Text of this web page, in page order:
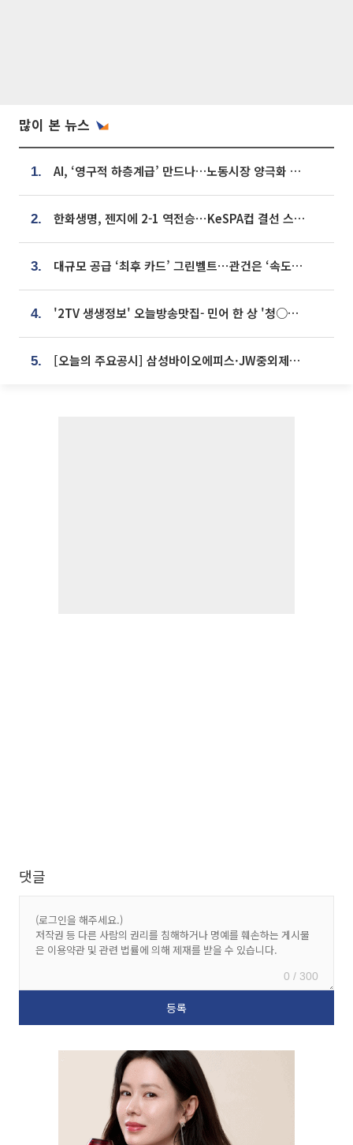
많이 본 뉴스
1. AI, ‘영구적 하층계급’ 만드나…노동시장 양극화 경고
2. 한화생명, 젠지에 2-1 역전승⋯KeSPA컵 결선 스테이지 2 직행
3. 대규모 공급 ‘최후 카드’ 그린벨트⋯관건은 ‘속도’ [주택공급 승부수의 조건]
4. '2TV 생생정보' 오늘방송맛집- 민어 한 상 '청○○○' vs 전복 한 상 '명○'
5. [오늘의 주요공시] 삼성바이오에피스·JW중외제약·한미반도체·SK바이오사이언스 등
댓글
0 / 300